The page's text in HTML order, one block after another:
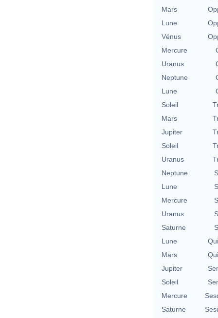
Mars
Lune
Vénus
Mercure
Uranus
Neptune
Lune
Soleil
Mars
Jupiter
Soleil
Uranus
Neptune
Lune
Mercure
Uranus
Saturne
Lune
Mars
Jupiter
Soleil
Mercure
Saturne